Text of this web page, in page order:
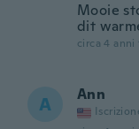
Mooie
dit
circa 4 anni
A Ann